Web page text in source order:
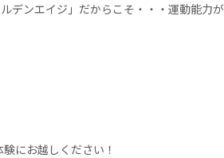
デンエイジ」だからこそ・・・運動能力が
にお越しください！